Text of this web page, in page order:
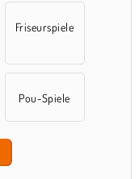
Friseurspiele
Pou-Spiele